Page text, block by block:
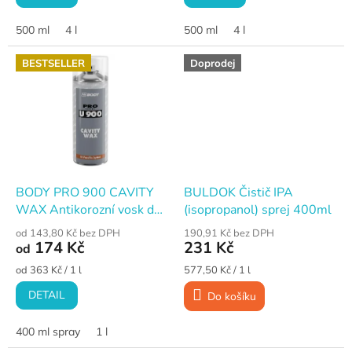
500 ml 4 l 500 ml 4 l
BESTSELLER
BODY PRO 900 CAVITY
WAX Antikorozní vosk do
dutin
od 143,80 Kč bez DPH
od 174 Kč
Měrná
cena:
od 363 Kč / 1 l
DETAIL
400 ml spray 1 l
Doprodej
BULDOK Čistič IPA
(isopropanol) sprej 400ml
190,91 Kč bez DPH
231 Kč
Měrná
cena:
577,50 Kč / 1 l
Do košíku